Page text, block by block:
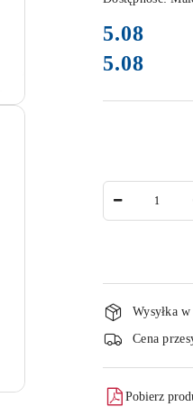
cena:
5.08
Cena:
5.08
i
dostawa
Wysyłka
Cena
Pobierz